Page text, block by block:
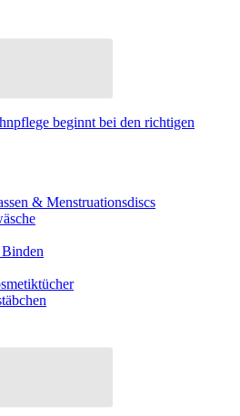
beginnt bei den richtigen
& Menstruationsdiscs